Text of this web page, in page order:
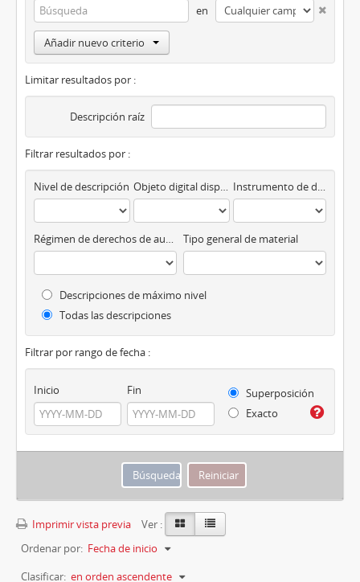
en
Añadir nuevo criterio
Limitar resultados por :
Descripción raíz
Filtrar resultados por :
Nivel de descripción Objeto digital disponibles Instrumento de descripción
Régimen de derechos de autor Tipo general de material
Descripciones de máximo nivel
Todas las descripciones
Filtrar por rango de fecha :
Inicio Fin
Superposición
Exacto
Imprimir vista previa
Ver :
Ordenar por: Fecha de inicio
Clasificar: en orden ascendente